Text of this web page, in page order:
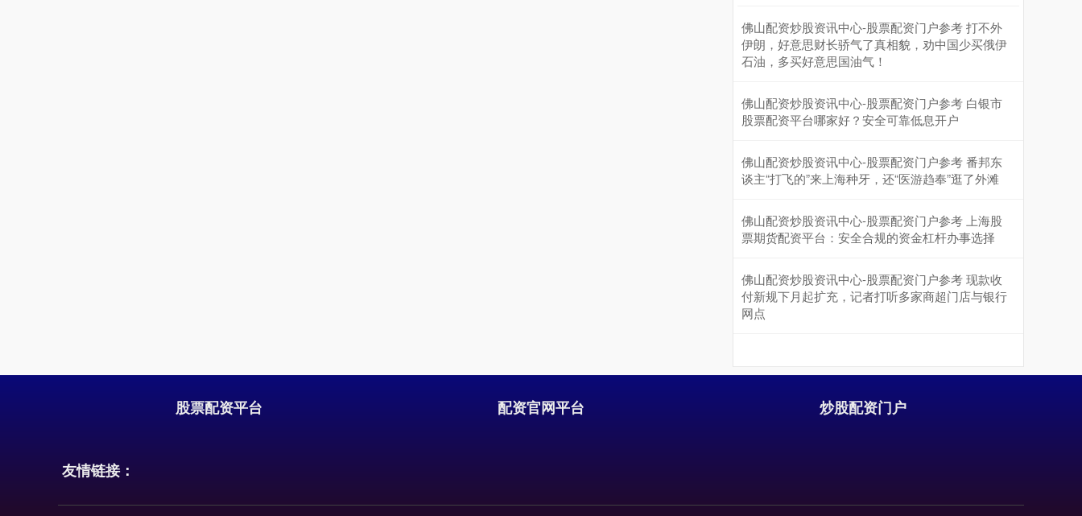
北证50
创业板指 3515.56 -19.58 -0.55%
佛山配资炒股资讯中心-股票配资门户参考 打不外
伊朗，好意思财长骄气了真相貌，劝中国少买俄伊
石油，多买好意思国油气！
佛山配资炒股资讯中心-股票配资门户参考 白银市
股票配资平台哪家好？安全可靠低息开户
佛山配资炒股资讯中心-股票配资门户参考 番邦东
谈主“打飞的”来上海种牙，还“医游趋奉”逛了外滩
佛山配资炒股资讯中心-股票配资门户参考 上海股
票期货配资平台：安全合规的资金杠杆办事选择
佛山配资炒股资讯中心-股票配资门户参考 现款收
付新规下月起扩充，记者打听多家商超门店与银行
网点
股票配资平台 配资官网平台 炒股配资门户
友情链接：